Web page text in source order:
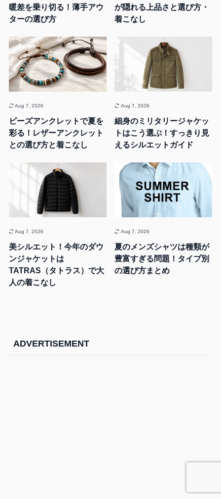
暖差を乗り切る！薄手アウ
ターの選び方
が隠れる上品さと選び方・
着こなし
ビーズアンクレットで夏を
彩る！レザーアンクレット
との選び方と着こなし
Aug 7, 2026
細身のミリタリージャケッ
トはこう選ぶ！すっきり見
えるシルエットガイド
Aug 7, 2026
美シルエット！今年のダウ
ンジャケットは
TATRAS（タトラス）で大
人の着こなし
Aug 7, 2026
夏のメンズシャツは種類が
豊富すぎる問題！タイプ別
の選び方まとめ
Aug 7, 2026
ADVERTISEMENT